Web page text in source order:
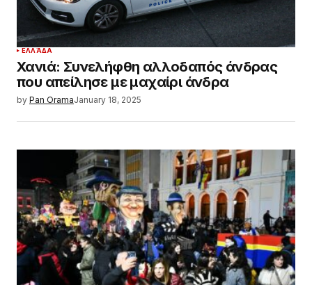
ΕΛΛΆΔΑ
Χανιά: Συνελήφθη αλλοδαπός άνδρας
που απείλησε με μαχαίρι άνδρα
by Pan OramaJanuary 18, 2025